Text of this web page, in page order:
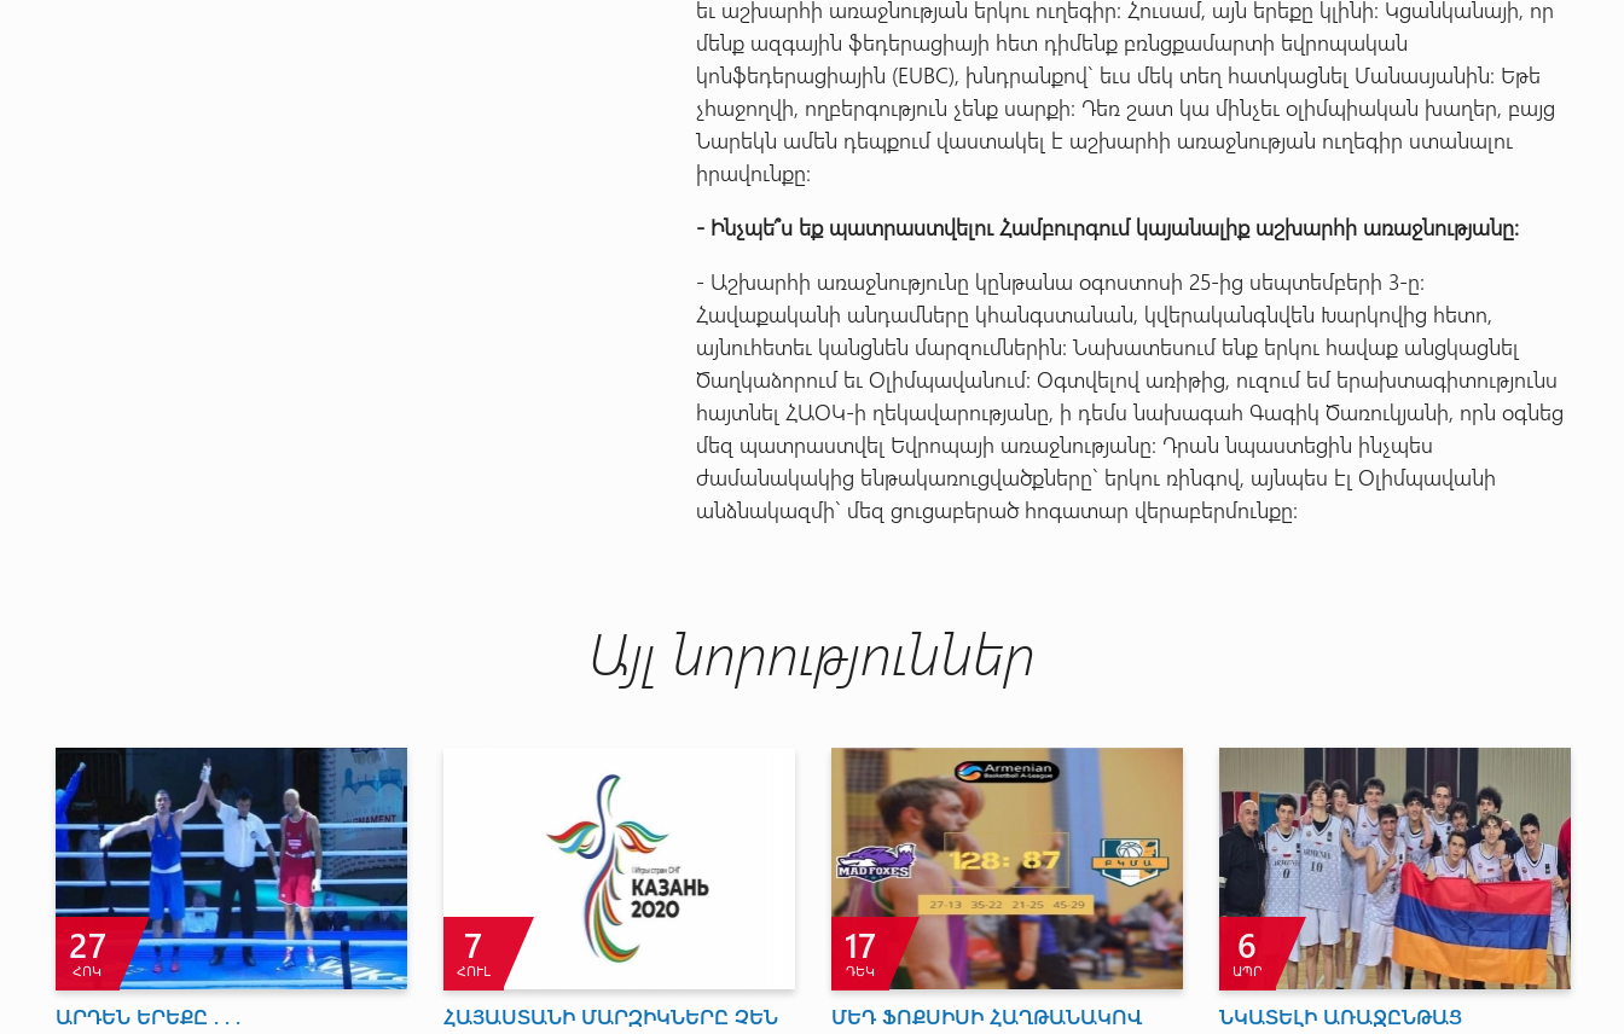
եւ աշխարհի առաջնության երկու ուղեգիր: Հուսամ, այն երեքը կլինի: Կցանկանայի, որ
մենք ազգային ֆեդերացիայի հետ դիմենք բռնցքամարտի եվրոպական
կոնֆեդերացիային (EUBC), խնդրանքով` եւս մեկ տեղ հատկացնել Մանասյանին: Եթե
չհաջողվի, ողբերգություն չենք սարքի: Դեռ շատ կա մինչեւ օլիմպիական խաղեր, բայց
Նարեկն ամեն դեպքում վաստակել է աշխարհի առաջնության ուղեգիր ստանալու
իրավունքը:
- Ինչպե՞ս եք պատրաստվելուՀամբուրգում կայանալիք աշխարհի առաջնությանը:
- Աշխարհի առաջնությունը կընթանա օգոստոսի 25-ից սեպտեմբերի 3-ը:
Հավաքականի անդամները կհանգստանան, կվերականգնվեն Խարկովից հետո,
այնուհետեւ կանցնեն մարզումներին: Նախատեսում ենք երկու հավաք անցկացնել
Ծաղկաձորում եւ Օլիմպավանում: Օգտվելով առիթից, ուզում եմ երախտագիտությունս
հայտնել ՀԱՕԿ-ի ղեկավարությանը, ի դեմս նախագահ Գագիկ Ծառուկյանի, որն օգնեց
մեզ պատրաստվել Եվրոպայի առաջնությանը: Դրան նպաստեցին ինչպես
ժամանակակից ենթակառուցվածքները` երկու ռինգով, այնպես էլ Օլիմպավանի
անձնակազմի` մեզ ցուցաբերած հոգատար վերաբերմունքը:
Այլ նորություններ
30
ՀՈՒՆ
Մինսկ-2019․ Արթուր
ՄԱՐ
ԱԱ. Հայաստան - Վրաստան՝ 2:2
5
ՀՈԿ
Ստեփան Սարգսյանի անվան
ՄԱՐ
ՄՐՑԱԳՈՐԳԵՐԻ ՀԱՋՈՐԴ